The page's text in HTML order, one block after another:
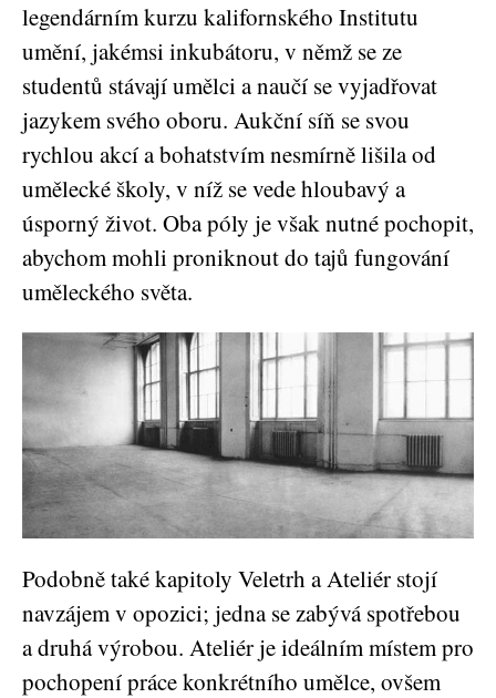
legendárním kurzu kalifornského Institutu
umění, jakémsi inkubátoru, v němž se ze
studentů stávají umělci a naučí se vyjadřovat
jazykem svého oboru. Aukční síň se svou
rychlou akcí a bohatstvím nesmírně lišila od
umělecké školy, v níž se vede hloubavý a
úsporný život. Oba póly je však nutné pochopit,
abychom mohli proniknout do tajů fungování
uměleckého světa.
Podobně také kapitoly Veletrh a Ateliér stojí
navzájem v opozici; jedna se zabývá spotřebou
a druhá výrobou. Ateliér je ideálním místem pro
pochopení práce konkrétního umělce, ovšem